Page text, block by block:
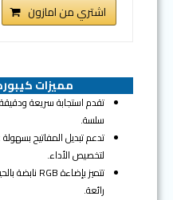
اشتري من امازون
مميزات
تقدم استجابة سريعة
سلسة.
تدعم تبديل المفاتيح
لتخصيص الأداء.
رائعة.